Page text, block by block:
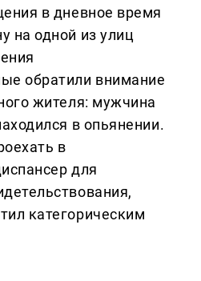
в дневное время
на одной из улиц
обратили внимание
жителя: мужчина
в опьянении.
в
для
категорическим